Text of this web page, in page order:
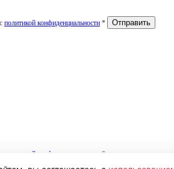
политикой конфиденциальности *
политикой конфиденциальности *